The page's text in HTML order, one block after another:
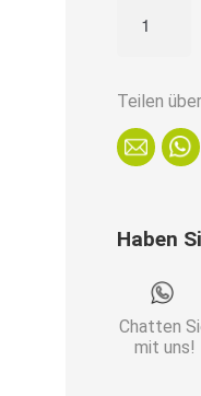
|
A-
5910
Schwarz
Menge
Teilen über
Haben
Chatten
mit uns!